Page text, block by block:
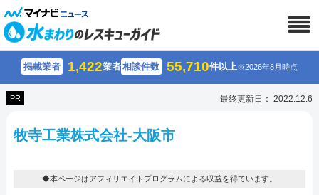
掲載業者 1,422業者相談件数 55,710件以上※2026年8月時点
PR 最終更新日： 2022.12.6
牧寺工業株式会社-大阪市
◆本ページはアフィリエイトプログラムによる収益を得ています。